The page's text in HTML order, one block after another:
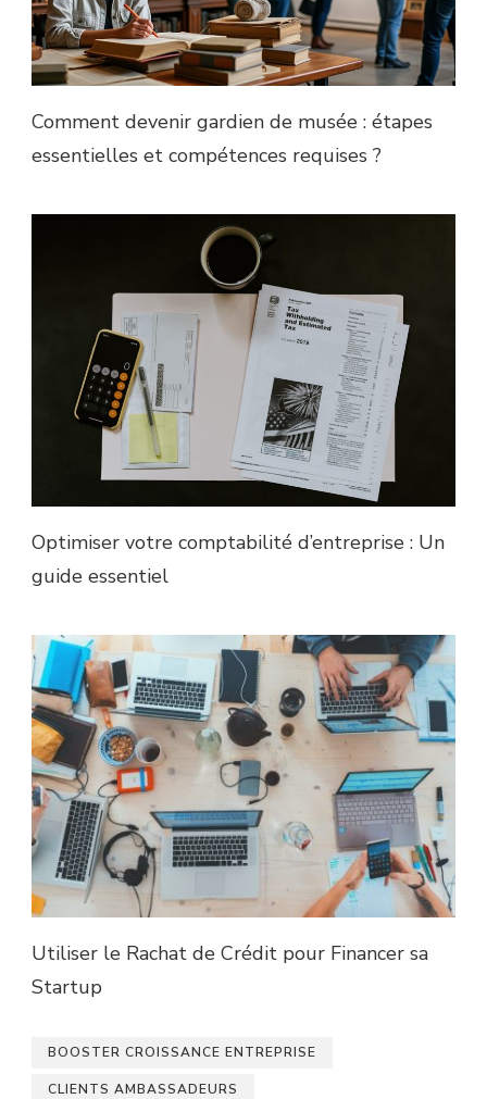
Comment devenir gardien de musée : étapes
essentielles et compétences requises ?
Optimiser votre comptabilité d’entreprise : Un
guide essentiel
Utiliser le Rachat de Crédit pour Financer sa
Startup
BOOSTER CROISSANCE ENTREPRISE
CLIENTS AMBASSADEURS